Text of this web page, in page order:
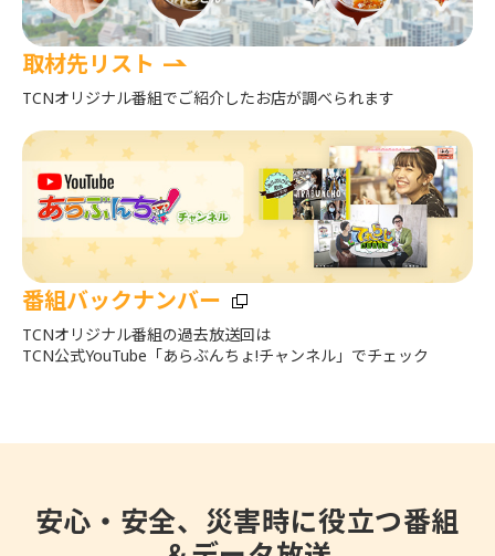
取材先リスト
TCNオリジナル番組でご紹介したお店が調べられます
番組バックナンバー
TCNオリジナル番組の過去放送回は
TCN公式YouTube「あらぶんちょ!チャンネル」でチェック
安心・安全、災害時に役立つ番組